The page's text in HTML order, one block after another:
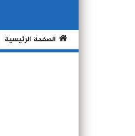
الصفحة الرئيسية